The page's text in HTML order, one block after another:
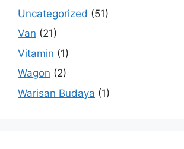
Uncategorized (51)
Van (21)
Vitamin (1)
Wagon (2)
Warisan Budaya (1)